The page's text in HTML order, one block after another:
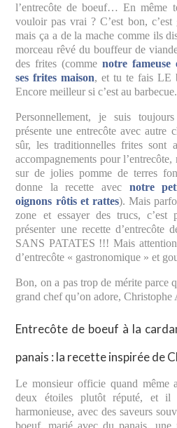
l’entrecôte de boeuf… En même
vouloir pas vrai ? C’est bon, c’est
mais ça a de la mache comme ils
morceau rêvé du bouffeur de
des frites (commenotre fameuse
ses frites maison, et tu te fais LE
Encore meilleur si c’est au barbecue.
Personnellement, je suis
présente une entrecôte avec autre
sûr, les traditionnelles frites sont
accompagnements pour
sur de jolies pomme de terres
donne la recette avec notre
oignons rôtis et rattes). Mais
zone et essayer des trucs,
présenter une recette
SANS PATATES !!! Mais
d’entrecôte « gastronomique » et
Bon, on a pas trop de mérite parce
grand chef qu’on adore, Christophe
Entrecôte de boeuf à la
panais : la recette inspirée de
Le monsieur officie quand même
deux étoiles plutôt réputé, et il
harmonieuse, avec des saveurs
boeuf, marié avec du panais, une